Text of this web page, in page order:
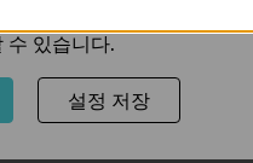
연결을 즐기
고 다른 웹사이트에서 관
수 있습니다.
설정 저장